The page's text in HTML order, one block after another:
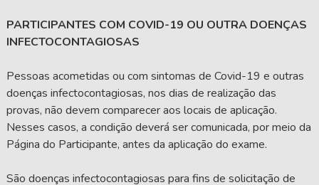
PARTICIPANTES COM COVID-19 OU OUTRA DOENÇAS
INFECTOCONTAGIOSAS
Pessoas acometidas ou com sintomas de Covid-19 e outras
doenças infectocontagiosas, nos dias de realização das
provas, não devem comparecer aos locais de aplicação.
Nesses casos, a condição deverá ser comunicada, por meio da
Página do Participante, antes da aplicação do exame.
São doenças infectocontagiosas para fins de solicitação de